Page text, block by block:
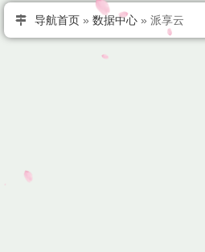
导航首页 » 数据中心 » 派享云